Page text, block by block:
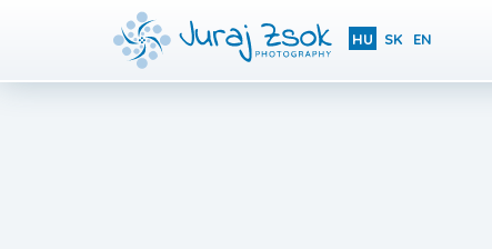
HU SK EN